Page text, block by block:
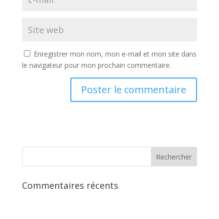
Enregistrer mon nom, mon e-mail et mon site dans
le navigateur pour mon prochain commentaire.
Commentaires récents